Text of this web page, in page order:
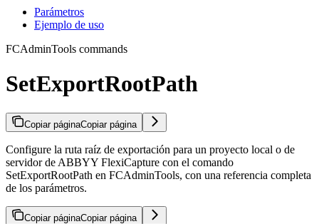
Parámetros
Ejemplo de uso
FCAdminTools commands
SetExportRootPath
Copiar páginaCopiar página
Configure la ruta raíz de exportación para un proyecto local o de
servidor de ABBYY FlexiCapture con el comando
SetExportRootPath en FCAdminTools, con una referencia completa
de los parámetros.
Copiar páginaCopiar página